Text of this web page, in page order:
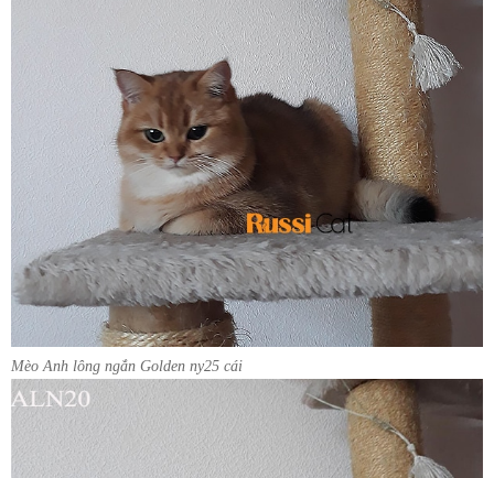
Mèo Anh lông ngắn Golden ny25 cái